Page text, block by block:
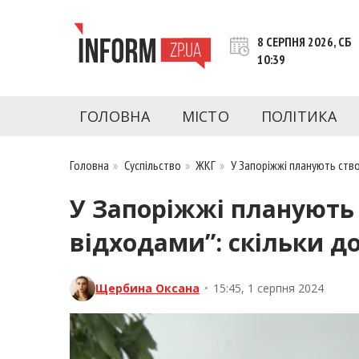
INFORM.ZP.UA – це інформаційний
Запоріжжя та Запорізької області на день.
8 СЕРПНЯ 2026, СБ
10:39
ГОЛОВНА МІСТО ПОЛІТИКА
Головна » Суспільство »ЖКГ » У Запоріжжі планують
У Запоріжжі
відходами”: скільки
Щербина Оксана • 15:45, 1 серпня 2024